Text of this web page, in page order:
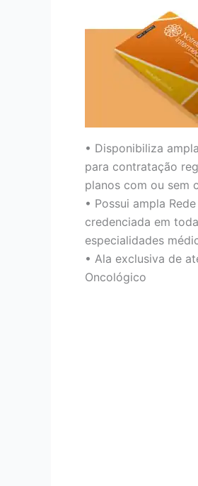
• Disponibiliza
para contratação
planos com ou sem
• Possui ampla
credenciada em
especialidades
• Ala exclusiva de
Oncológico